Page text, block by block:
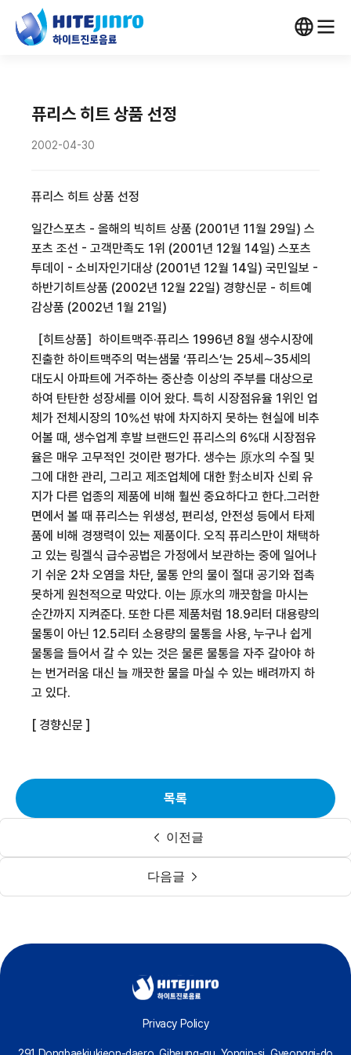
퓨리스 히트 상품 선정
2002-04-30
퓨리스 히트 상품 선정
일간스포츠 - 올해의 빅히트 상품 (2001년 11월 29일) 스
포츠 조선 - 고객만족도 1위 (2001년 12월 14일) 스포츠
투데이 - 소비자인기대상 (2001년 12월 14일) 국민일보 -
하반기히트상품 (2002년 12월 22일) 경향신문 - 히트예
감상품 (2002년 1월 21일)
［히트상품］하이트맥주·퓨리스 1996년 8월 생수시장에
진출한 하이트맥주의 먹는샘물 ‘퓨리스’는 25세∼35세의
대도시 아파트에 거주하는 중산층 이상의 주부를 대상으로
하여 탄탄한 성장세를 이어 왔다. 특히 시장점유율 1위인 업
체가 전체시장의 10%선 밖에 차지하지 못하는 현실에 비추
어볼 때, 생수업계 후발 브랜드인 퓨리스의 6%대 시장점유
율은 매우 고무적인 것이란 평가다. 생수는 原水의 수질 및
그에 대한 관리, 그리고 제조업체에 대한 對소비자 신뢰 유
지가 다른 업종의 제품에 비해 훨씬 중요하다고 한다.그러한
면에서 볼 때 퓨리스는 위생성, 편리성, 안전성 등에서 타제
품에 비해 경쟁력이 있는 제품이다. 오직 퓨리스만이 채택하
고 있는 링겔식 급수공법은 가정에서 보관하는 중에 일어나
기 쉬운 2차 오염을 차단, 물통 안의 물이 절대 공기와 접촉
못하게 원천적으로 막았다. 이는 原水의 깨끗함을 마시는
순간까지 지켜준다. 또한 다른 제품처럼 18.9리터 대용량의
물통이 아닌 12.5리터 소용량의 물통을 사용, 누구나 쉽게
물통을 들어서 갈 수 있는 것은 물론 물통을 자주 갈아야 하
는 번거러움 대신 늘 깨끗한 물을 마실 수 있는 배려까지 하
고 있다.
[ 경향신문 ]
이전글
목록
다음글
Privacy Policy